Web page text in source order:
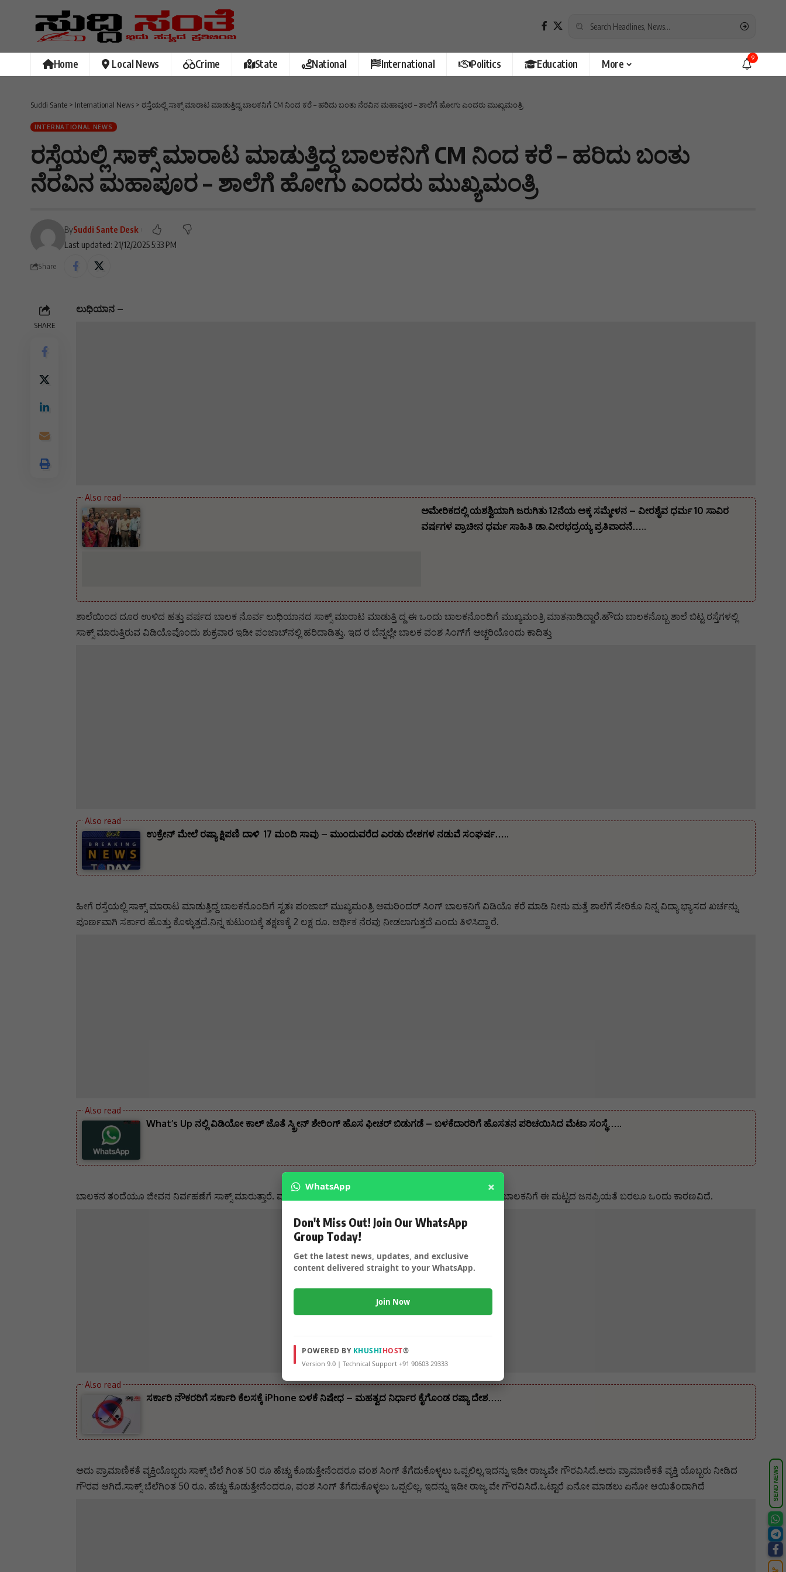
Home Local News Crime State National International Politics Education More 9
Suddi Sante > International News > ರಸ್ತೆಯಲ್ಲಿ ಸಾಕ್ಸ್ ಮಾರಾಟ ಮಾಡುತ್ತಿದ್ದ ಬಾಲಕನಿಗೆ CM ನಿಂದ ಕರೆ – ಹರಿದು ಬಂತು ನೆರವಿನ ಮಹಾಪೂರ – ಶಾಲೆಗೆ ಹೋಗು ಎಂದರು ಮುಖ್ಯಮಂತ್ರಿ
INTERNATIONAL NEWS
ರಸ್ತೆಯಲ್ಲಿ ಸಾಕ್ಸ್ ಮಾರಾಟ ಮಾಡುತ್ತಿದ್ದ ಬಾಲಕನಿಗೆ CM ನಿಂದ ಕರೆ – ಹರಿದು ಬಂತು
ನೆರವಿನ ಮಹಾಪೂರ – ಶಾಲೆಗೆ ಹೋಗು ಎಂದರು ಮುಖ್ಯಮಂತ್ರಿ
Last updated: 21/12/2025 5:33 PM
BySuddi Sante Desk
Share
SHARE
ಲುಧಿಯಾನ –
ಅಮೇರಿಕದಲ್ಲಿ ಯಶಶ್ವಿಯಾಗಿ ಜರುಗಿತು 12ನೆಯ ಅಕ್ಕ ಸಮ್ಮೇಳನ – ವೀರಶೈವ ಧರ್ಮ 10 ಸಾವಿರ
ವರ್ಷಗಳ ಪ್ರಾಚೀನ ಧರ್ಮ ಸಾಹಿತಿ ಡಾ.ವೀರಭದ್ರಯ್ಯ ಪ್ರತಿಪಾದನೆ…..
ಶಾಲೆಯಿಂದ ದೂರ ಉಳಿದ ಹತ್ತು ವರ್ಷದ ಬಾಲಕ ನೊರ್ವ ಲುಧಿಯಾನದ ಸಾಕ್ಸ್ ಮಾರಾಟ ಮಾಡುತ್ತಿ ದ್ದ ಈ ಒಂದು ಬಾಲಕನೊಂದಿಗೆ ಮುಖ್ಯಮಂತ್ರಿ ಮಾತನಾಡಿದ್ದಾರೆ.ಹೌದು ಬಾಲಕನೊಬ್ಬ ಶಾಲೆ ಬಿಟ್ಟ ರಸ್ತೆಗಳಲ್ಲಿ
ಸಾಕ್ಸ್‌ ಮಾರುತ್ತಿರುವ ವಿಡಿಯೊವೊಂದು ಶುಕ್ರವಾರ ಇಡೀ ಪಂಜಾಬ್‌ನಲ್ಲಿ ಹರಿದಾಡಿತ್ತು. ಇದ ರ ಬೆನ್ನಲ್ಲೇ ಬಾಲಕ ವಂಶ ಸಿಂಗ್‌ಗೆ ಅಚ್ಚರಿಯೊಂದು ಕಾದಿತ್ತು
ಉಕ್ರೇನ್ ಮೇಲೆ ರಷ್ಯಾ ಕ್ಷಿಪಣಿ ದಾಳಿ 17 ಮಂದಿ ಸಾವು – ಮುಂದುವರೆದ ಎರಡು ದೇಶಗಳ ನಡುವೆ ಸಂಘರ್ಷ…..
ಹೀಗೆ ರಸ್ತೆಯಲ್ಲಿ ಸಾಕ್ಸ್ ಮಾರಾಟ ಮಾಡುತ್ತಿದ್ದ ಬಾಲಕನೊಂದಿಗೆ ಸ್ವತಃ ಪಂಜಾಬ್‌ ಮುಖ್ಯಮಂತ್ರಿ ಅಮರಿಂದರ್‌ ಸಿಂಗ್‌ ಬಾಲಕನಿಗೆ ವಿಡಿಯೊ ಕರೆ ಮಾಡಿ ನೀನು ಮತ್ತೆ ಶಾಲೆಗೆ ಸೇರಿಕೊ ನಿನ್ನ ವಿದ್ಯಾ ಭ್ಯಾಸದ ಖರ್ಚನ್ನು
ಪೂರ್ಣವಾಗಿ ಸರ್ಕಾರ ಹೊತ್ತು ಕೊಳ್ಳುತ್ತದೆ.ನಿನ್ನ ಕುಟುಂಬಕ್ಕೆ ತಕ್ಷಣಕ್ಕೆ 2 ಲಕ್ಷ ರೂ. ಆರ್ಥಿಕ ನೆರವು ನೀಡಲಾಗುತ್ತದೆ ಎಂದು ತಿಳಿಸಿದ್ದಾ ರೆ.
What’s Up ನಲ್ಲಿ ವಿಡಿಯೋ ಕಾಲ್ ಜೊತೆ ಸ್ಕ್ರೀನ್ ಶೇರಿಂಗ್ ಹೊಸ ಫೀಚರ್ ಬಿಡುಗಡೆ – ಬಳಕೆದಾರರಿಗೆ ಹೊಸತನ ಪರಿಚಯಿಸಿದ ಮೆಟಾ ಸಂಸ್ಥೆ…..
ಬಾಲಕನ ತಂದೆಯೂ ಜೀವನ ನಿರ್ವಹಣೆಗೆ ಸಾಕ್ಸ್‌ ಮಾರುತ್ತಾರೆ. ವಂಶ ಸಿಂಗ್‌ಗೆ ಮೂವರು ಸಹೋದ ರಿಯರು ಒಬ್ಬ ಸಹೋದರ ಇದ್ದಾರೆ.ಬಾಲಕನಿಗೆ ಈ ಮಟ್ಟದ ಜನಪ್ರಿಯತೆ ಬರಲೂ ಒಂದು ಕಾರಣವಿದೆ.
ಸರ್ಕಾರಿ ನೌಕರರಿಗೆ ಸರ್ಕಾರಿ ಕೆಲಸಕ್ಕೆ iPhone ಬಳಕೆ ನಿಷೇಧ – ಮಹತ್ವದ ನಿರ್ಧಾರ ಕೈಗೊಂಡ ರಷ್ಯಾ ದೇಶ…..
ಅದು ಪ್ರಾಮಾಣಿಕತೆ ವ್ಯಕ್ತಿಯೊಬ್ಬರು ಸಾಕ್ಸ್‌ ಬೆಲೆ ಗಿಂತ 50 ರೂ ಹೆಚ್ಚು ಕೊಡುತ್ತೇನೆಂದರೂ ವಂಶ ಸಿಂಗ್‌ ತೆಗೆದುಕೊಳ್ಳಲು ಒಪ್ಪಲಿಲ್ಲ.ಇದನ್ನು ಇಡೀ ರಾಜ್ಯವೇ ಗೌರವಿಸಿದೆ.ಅದು ಪ್ರಾಮಾಣಿಕತೆ ವ್ಯಕ್ತಿ ಯೊಬ್ಬರು ನೀಡಿದ
ಗೌರವ ಆಗಿದೆ.ಸಾಕ್ಸ್‌ ಬೆಲೆಗಿಂತ 50 ರೂ. ಹೆಚ್ಚು ಕೊಡುತ್ತೇನೆಂದರೂ, ವಂಶ ಸಿಂಗ್‌ ತೆಗೆದುಕೊಳ್ಳಲು ಒಪ್ಪಲಿಲ್ಲ. ಇದನ್ನು ಇಡೀ ರಾಜ್ಯ ವೇ ಗೌರವಿಸಿದೆ.ಒಟ್ಟಾರೆ ಏನೋ ಮಾಡಲು ಏನೋ ಆಯಿತೆಂದಾಗಿದೆ
SEND NEWS
WhatsApp ×
Don't Miss Out! Join Our WhatsApp
Group Today!
Get the latest news, updates, and exclusive
content delivered straight to your WhatsApp.
Join Now
POWERED BY KHUSHIHOST®
Version 9.0 | Technical Support +91 90603 29333